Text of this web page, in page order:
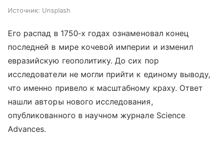
Источник: Unsplash
Его распад в 1750‑х годах ознаменовал конец
последней в мире кочевой империи и изменил
евразийскую геополитику. До сих пор
исследователи не могли прийти к единому выводу,
что именно привело к масштабному краху. Ответ
нашли авторы нового исследования,
опубликованного в научном журнале Science
Advances.